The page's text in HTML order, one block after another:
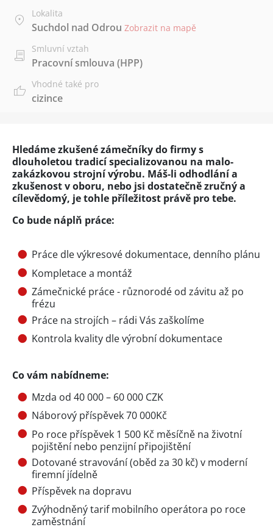
Lokalita
Suchdol nad Odrou Zobrazit na mapě
Smluvní vztah
Pracovní smlouva (HPP)
Vhodné také pro
cizince
Hledáme zkušené zámečníky do firmy s
dlouholetou tradicí specializovanou na malo-
zakázkovou strojní výrobu. Máš-li odhodlání a
zkušenost v oboru, nebo jsi dostatečně zručný a
cílevědomý, je tohle příležitost právě pro tebe.
Co bude náplň práce:
Práce dle výkresové dokumentace, denního plánu
Kompletace a montáž
Zámečnické práce - různorodé od závitu až po
frézu
Práce na strojích – rádi Vás zaškolíme
Kontrola kvality dle výrobní dokumentace
Co vám nabídneme:
Mzda od 40 000 – 60 000 CZK
Náborový příspěvek 70 000Kč
Po roce příspěvek 1 500 Kč měsíčně na životní
pojištění nebo penzijní připojištění
Dotované stravování (oběd za 30 kč) v moderní
firemní jídelně
Příspěvek na dopravu
Zvýhodněný tarif mobilního operátora po roce
zaměstnání